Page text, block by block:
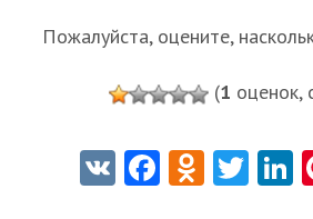
Пожалуйста, оцените,
(1 оценок,
V Fa O T